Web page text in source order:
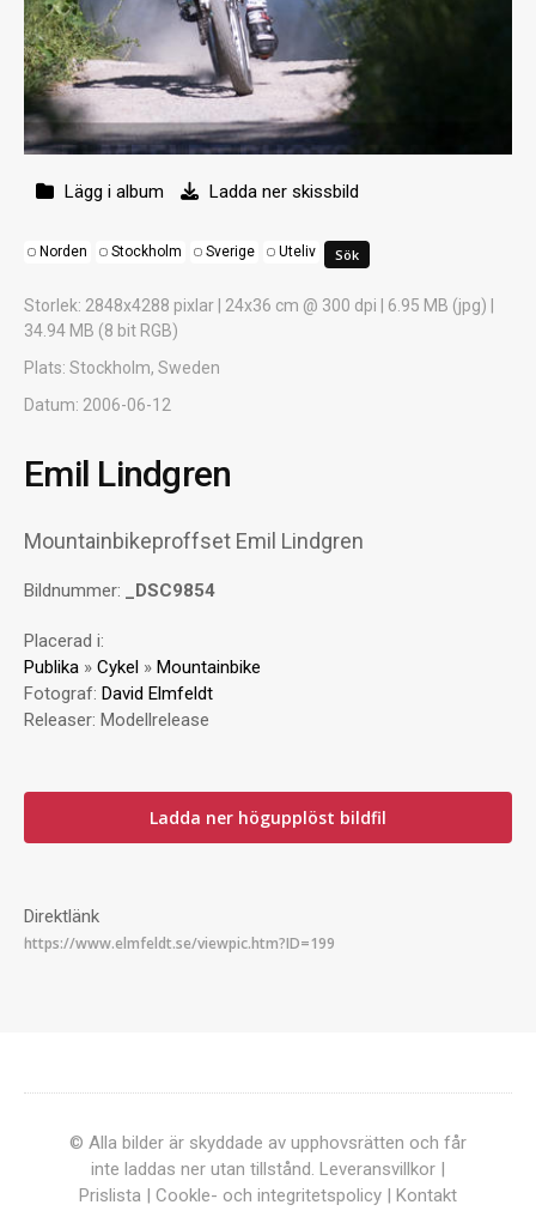
Lägg i album Ladda ner skissbild
Norden Stockholm Sverige Uteliv
Storlek: 2848x4288 pixlar | 24x36 cm @ 300 dpi | 6.95 MB (jpg) |
34.94 MB (8 bit RGB)
Plats: Stockholm, Sweden
Datum: 2006-06-12
Emil Lindgren
Mountainbikeproffset Emil Lindgren
Bildnummer: _DSC9854
Placerad i:
Publika » Cykel » Mountainbike
Fotograf: David Elmfeldt
Releaser: Modellrelease
Ladda ner högupplöst bildfil
Direktlänk
© Alla bilder är skyddade av upphovsrätten och får
inte laddas ner utan tillstånd. Leveransvillkor |
Prislista | Cookle- och integritetspolicy | Kontakt